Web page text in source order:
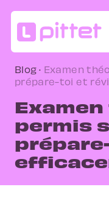
Blog · Examen
prépare-toi et
permis